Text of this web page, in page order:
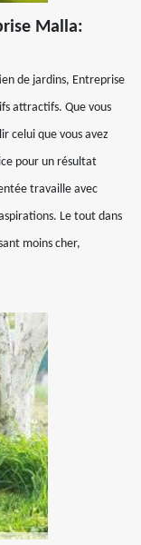
Malla:
de jardins, Entreprise
attractifs. Que vous
celui que vous avez
pour un résultat
travaille avec
Le tout dans
moins cher,